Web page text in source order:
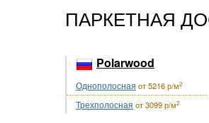
ПАРКЕТНАЯ
Polarwood
Однополосная от 5216 р/м2
Трехполосная от 3099 р/м2